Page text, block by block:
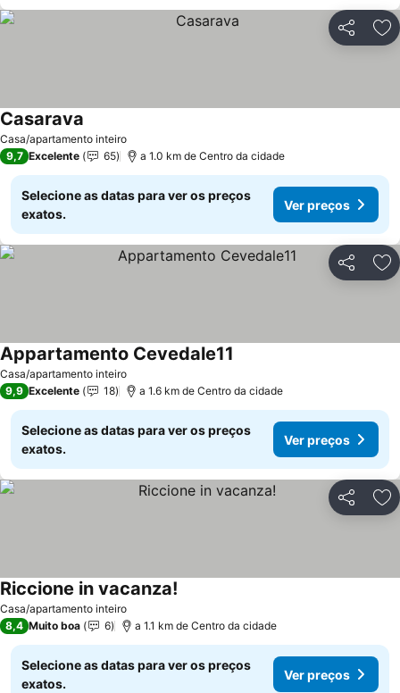
Partilhar
Casa/apartamento inteiro
Casarava
9,7 Excelente 65 a 1.0 km de Centro da cidade
Selecione as datas para ver os preços
exatos.
Ver preços
Partilhar
Casa/apartamento inteiro
Appartamento Cevedale11
9,9 Excelente 18 a 1.6 km de Centro da cidade
Selecione as datas para ver os preços
exatos.
Ver preços
Partilhar
Casa/apartamento inteiro
Riccione in vacanza!
8,4 Muito boa 6 a 1.1 km de Centro da cidade
Selecione as datas para ver os preços
exatos.
Ver preços